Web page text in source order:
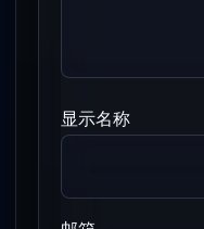
显示名称